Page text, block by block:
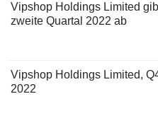
Vipshop Holdings Limited
zweite Quartal 2022 ab
Vipshop Holdings Limited,
2022